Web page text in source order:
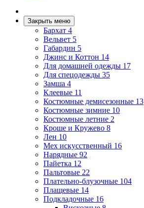
Закрыть меню
Бархат 4
Вельвет 5
Габардин 5
Джинс и Коттон 14
Для домашней одежды 17
Для спецодежды 35
Замша 4
Клеевые 11
Костюмные демисезонные 13
Костюмные зимние 10
Костюмные летние 2
Кроше и Кружево 8
Лен 10
Мех искусственный 16
Нарядные 92
Пайетка 12
Пальтовые 22
Плательно-блузочные 104
Плащевые 14
Подкладочные 16